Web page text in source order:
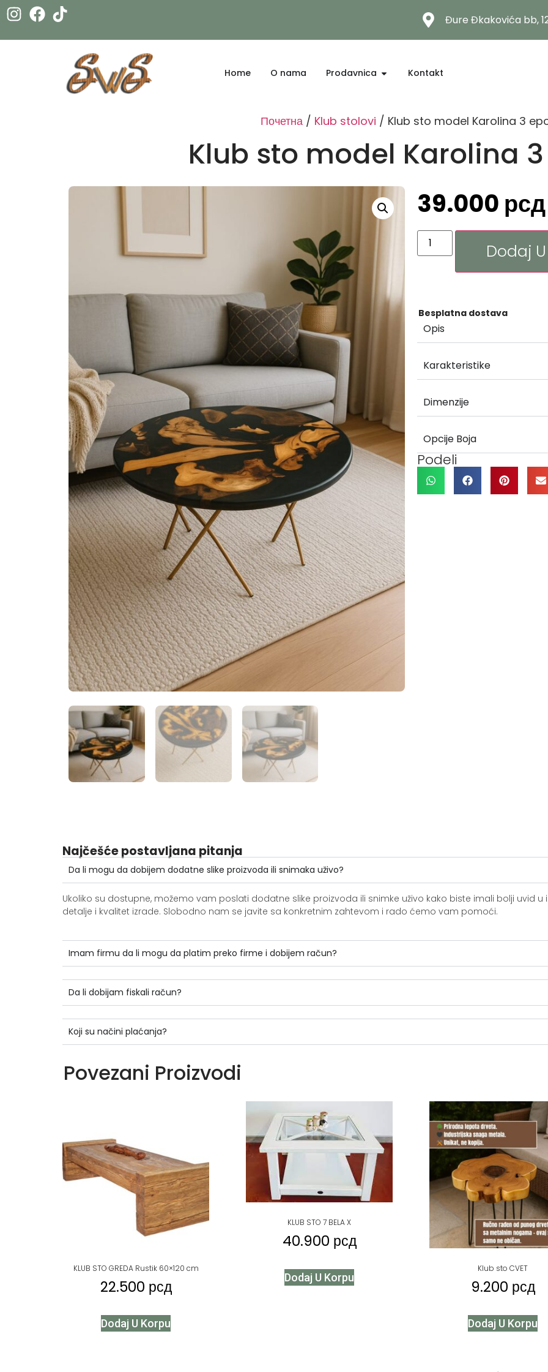
Đure Đkakovića bb,
Home O nama Prodavnica Kontakt
Почетна/ Klub stolovi / Klub sto model Karolina 3
Klub sto model Karolina
39.000 рсд
Dodaj
Besplatna dostava
Opis
Karakteristike
Dimenzije
Opcije Boja
Podeli
Najčešće postavljana pitanja
Da li mogu da dobijem dodatne slike proizvoda ili snimaka uživo?
Ukoliko su dostupne, možemo vam poslati dodatne slike proizvoda ili snimke uživo kako biste imali bolji uvid u
detalje i kvalitet izrade. Slobodno nam se javite sa konkretnim zahtevom i rado ćemo vam pomoći.
Imam firmu da li mogu da platim preko firme i dobijem račun?
Da li dobijam fiskali račun?
Koji su načini plaćanja?
Povezani Proizvodi
KLUB STO GREDA Rustik 60×120 cm
22.500 рсд
Dodaj U Korpu
KLUB STO 7 BELA X
40.900 рсд
Dodaj U Korpu
Klub sto CVET
9.200 рсд
Dodaj U Korpu